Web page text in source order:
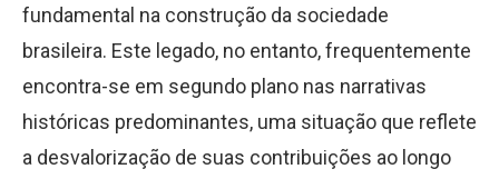
fundamental na construção da sociedade
brasileira. Este legado, no entanto, frequentemente
encontra-se em segundo plano nas narrativas
históricas predominantes, uma situação que reflete
a desvalorização de suas contribuições ao longo